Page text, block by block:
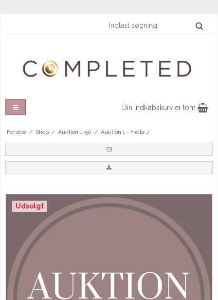
Din indkøbskurv er tom
Forside / Shop / Auktion 1-50 / Auktion 1 - Helle J
Udsolgt